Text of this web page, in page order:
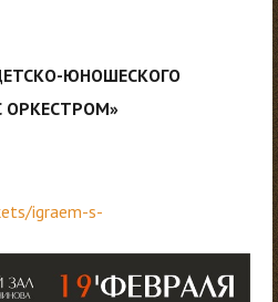
ЮНОШЕСКОГО
ОРКЕСТРОМ»
igraem-s-